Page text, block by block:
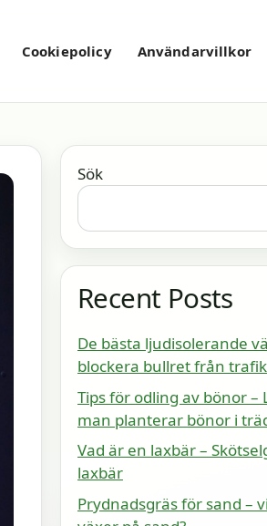
Cookiepolicy Användarvillkor
Sök
Recent Posts
De bästa ljudisolerande
blockera bullret från
Tips för odling av bönor –
man planterar bönor i
Vad är en laxbär –
laxbär
Prydnadsgräs för sand –